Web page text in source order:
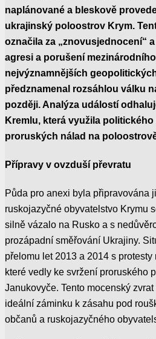
naplánované a bleskově
ukrajinský poloostrov Krym.
označila za „znovusjednocení“
agresi a porušení
nejvýznamnějších
předznamenal rozsáhlou válku
později. Analýza událostí
Kremlu, která využila
proruských nálad na
Přípravy v ovzduší převratu
Půda pro anexi byla připravována
ruskojazyčné obyvatelstvo Krymu
silně vázalo na Rusko a s
prozápadní směřování Ukrajiny.
přelomu let 2013 a 2014 s
které vedly ke svržení proruského
Janukovyče. Tento mocenský
ideální záminku k zásahu pod
občanů a ruskojazyčného